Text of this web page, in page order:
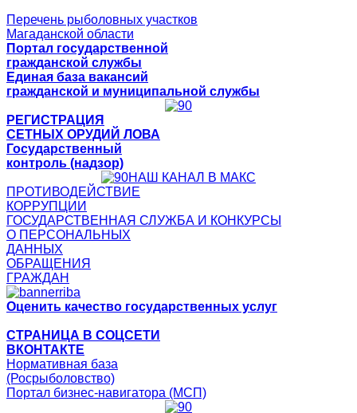
Перечень рыболовных участков
Магаданской области
Портал государственной
гражданской службы
Единая база вакансий
гражданской и муниципальной службы
РЕГИСТРАЦИЯ
СЕТНЫХ ОРУДИЙ ЛОВА
Государственный
контроль (надзор)
НАШ КАНАЛ В МАКС
ПРОТИВОДЕЙСТВИЕ
КОРРУПЦИИ
ГОСУДАРСТВЕННАЯ СЛУЖБА И КОНКУРСЫ
О ПЕРСОНАЛЬНЫХ
ДАННЫХ
ОБРАЩЕНИЯ
ГРАЖДАН
Оценить качество государственных услуг
СТРАНИЦА В СОЦСЕТИ
ВКОНТАКТЕ
Нормативная база
(Росрыболовство)
Портал бизнес-навигатора (МСП)